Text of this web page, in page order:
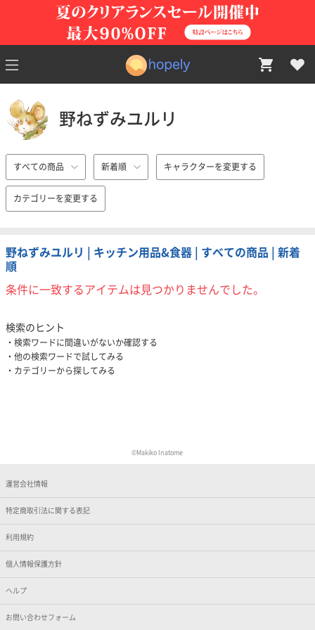
野ねずみユルリ
すべての商品 新着順 キャラクターを変更する
カテゴリーを変更する
野ねずみユルリ | キッチン用品&食器 | すべての商品 | 新着
順
条件に一致するアイテムは見つかりませんでした。
検索のヒント
検索ワードに間違いがないか確認する
他の検索ワードで試してみる
カテゴリーから探してみる
©Makiko Inatome
運営会社情報
特定商取引法に関する表記
利用規約
個人情報保護方針
ヘルプ
お問い合わせフォーム